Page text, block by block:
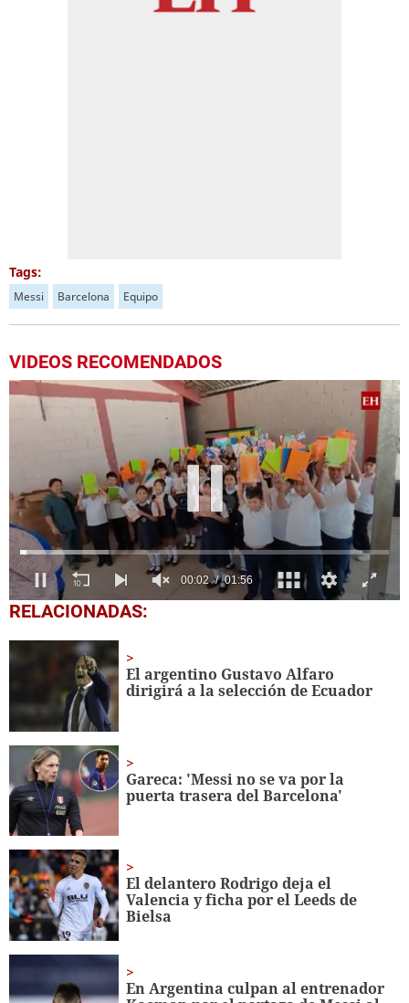
Tags:
Messi Barcelona Equipo
VIDEOS RECOMENDADOS
0
of
minute,
56
00:04 01:56
RELACIONADAS:
El argentino Gustavo Alfaro
dirigirá a la selección de Ecuador
Gareca: 'Messi no se va por la
puerta trasera del Barcelona'
El delantero Rodrigo deja el
Valencia y ficha por el Leeds de
Bielsa
En Argentina culpan al entrenador